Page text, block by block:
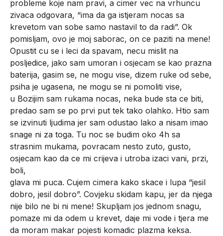
probleme koje nam pravi, a cimer vec na vrhuncu
zivaca odgovara, “ima da ga istjeram nocas sa
krevetom van sobe samo nastavil to da radi”. Ok
pomisljam, ovo je moj saborac, on ce paziti na mene!
Opustit cu se i leci da spavam, necu mislit na
posljedice, jako sam umoran i osjecam se kao prazna
baterija, gasim se, ne mogu vise, dizem ruke od sebe,
psiha je ugasena, ne mogu se ni pomoliti vise,
u Bozijim sam rukama nocas, neka bude sta ce biti,
predao sam se po prvi put tek tako olahko. Htio sam
se izvinuti ljudima jer sam odustao lako a nisam imao
snage ni za toga. Tu noc se budim oko 4h sa
strasnim mukama, povracam nesto zuto, gusto,
osjecam kao da ce mi crijeva i utroba izaci vani, przi,
boli,
glava mi puca. Cujem cimera kako skace i lupa “jesil
dobro, jesil dobro”. Covjeku skidam kapu, jer da njega
nije bilo ne bi ni mene! Skupljam jos jednom snagu,
pomaze mi da odem u krevet, daje mi vode i tjera me
da moram makar pojesti komadic plazma keksa.